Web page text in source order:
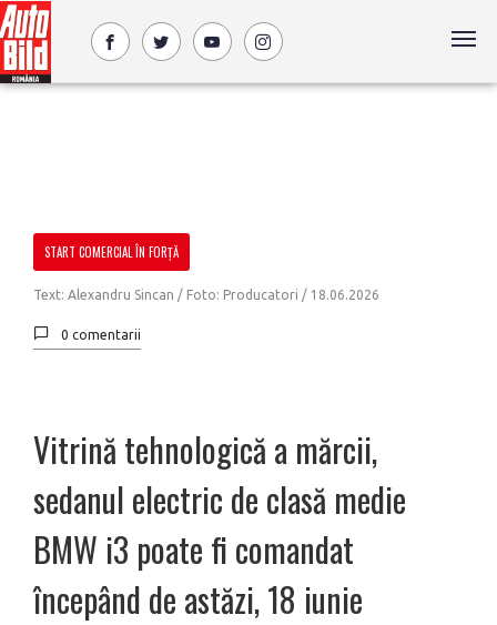
START COMERCIAL ÎN FORȚĂ
Text: Alexandru Sincan / Foto: Producatori / 18.06.2026
0 comentarii
Vitrină tehnologică a mărcii,
sedanul electric de clasă medie
BMW i3 poate fi comandat
începând de astăzi, 18 iunie